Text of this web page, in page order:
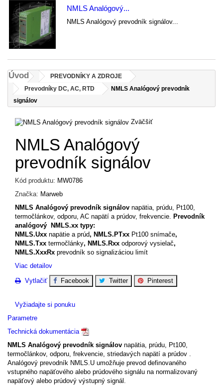
NMLS Analógový...
NMLS Analógový prevodník signálov...
Úvod
PREVODNÍKY A ZDROJE
Prevodníky DC, AC, RTD
NMLS Analógový prevodník
signálov
Zväčšiť
NMLS Analógový
prevodník signálov
Kód produktu: MW0786
Značka: Marweb
NMLS Analógový prevodník signálov napätia, prúdu, Pt100,
termočlánkov, odporu, AC napätí a prúdov, frekvencie. Prevodník
analógový NMLS.xx typy:
NMLS.Uxx napätie a prúd, NMLS.PTxx Pt100 snímače,
NMLS.Txx termočlánky, NMLS.Rxx odporový vysielač,
NMLS.XxxRx prevodník so signalizáciou limít
Viac detailov
Vytlačiť
Facebook Twitter Pinterest
Vyžiadajte si ponuku
Parametre
Technická dokumentácia
NMLS Analógový prevodník signálov napätia, prúdu, Pt100,
termočlánkov, odporu, frekvencie, striedavých napätí a prúdov .
Analógový prevodník NMLS.U umožňuje prevod definovaného
vstupného napäťového alebo prúdového signálu na normalizovaný
napäťový alebo prúdový výstupný signál.